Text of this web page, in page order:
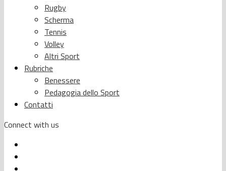
Rugby
Scherma
Tennis
Volley
Altri Sport
Rubriche
Benessere
Pedagogia dello Sport
Contatti
Connect with us